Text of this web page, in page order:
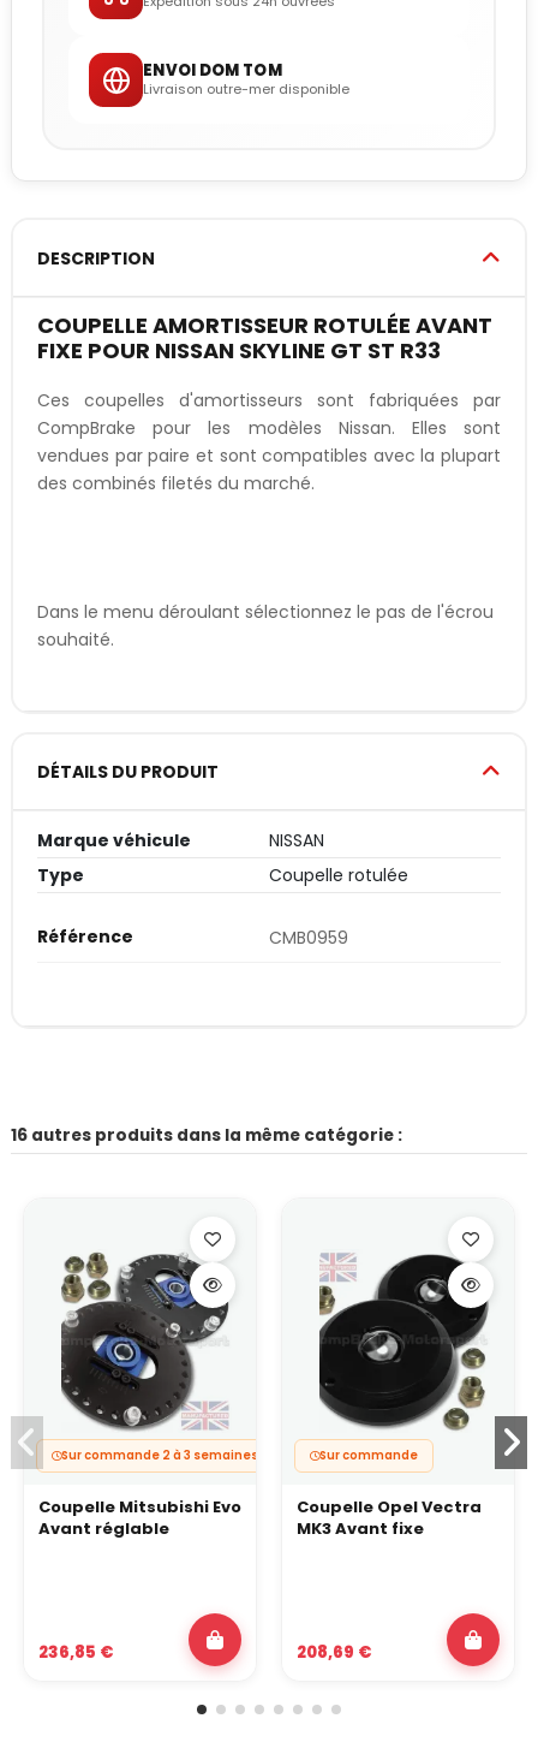
ENVOI DOM TOM
Livraison outre-mer disponible
DESCRIPTION
COUPELLE AMORTISSEUR ROTULÉE AVANT
FIXE POUR NISSAN SKYLINE GT ST R33
Ces coupelles d'amortisseurs sont fabriquées par
CompBrake pour les modèles Nissan. Elles sont
vendues par paire et sont compatibles avec la plupart
des combinés filetés du marché.
Dans le menu déroulant sélectionnez le pas de l'écrou
souhaité.
DÉTAILS DU PRODUIT
Marque véhicule
NISSAN
Type
Coupelle rotulée
Référence CMB0959
16 autres produits dans la même catégorie :
Sur commande 2 à 3 semaines
Coupelle Mitsubishi Evo
Avant réglable
236,85 €
Sur commande
Coupelle Opel Vectra
MK3 Avant fixe
208,69 €